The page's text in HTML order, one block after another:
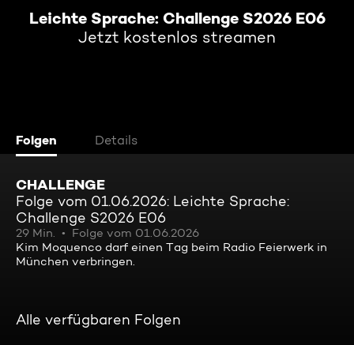
Leichte Sprache: Challenge S2026 E06
Jetzt kostenlos streamen
Folgen Details
CHALLENGE
Folge vom 01.06.2026: Leichte Sprache:
Challenge S2026 E06
29 Min.
Folge vom 01.06.2026
Kim Moquenco darf einen Tag beim Radio Feierwerk in
München verbringen.
Alle verfügbaren Folgen